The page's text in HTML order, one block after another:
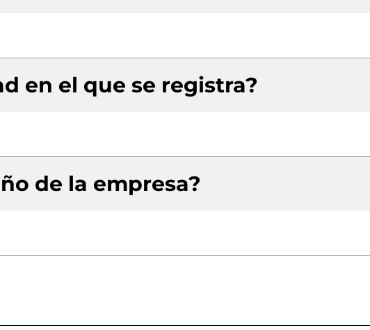
en el que se registra?
de la empresa?